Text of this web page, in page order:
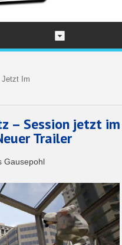
Jetzt Im
– Session jetzt im
Trailer